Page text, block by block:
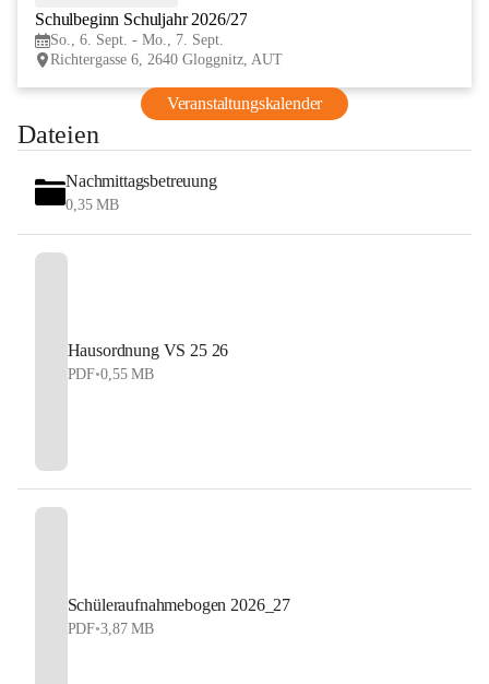
Schulbeginn Schuljahr 2026/27
So., 6. Sept. - Mo., 7. Sept.
Richtergasse 6, 2640 Gloggnitz, AUT
Veranstaltungskalender
Dateien
Nachmittagsbetreuung
0,35 MB
Hausordnung VS 25 26
PDF•0,55 MB
Schüleraufnahmebogen 2026_27
PDF•3,87 MB